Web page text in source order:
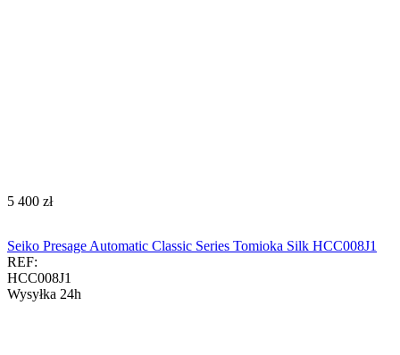
‍5 400‍ zł
Seiko Presage Automatic Classic Series Tomioka Silk HCC008J1
REF:
HCC008J1
Wysyłka 24h